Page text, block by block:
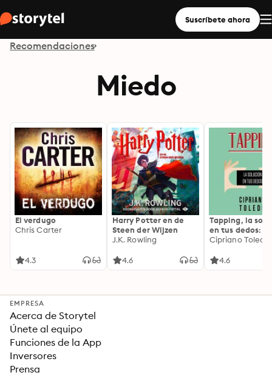
Suscríbete ahora
Recomendaciones
Miedo
El verdugo
Chris Carter
4.3
Harry Potter en de
Steen der Wijzen
J.K. Rowling
4.6
Tapping, la
en tus dedos: La
solución en tus
dedos
Cipriano Toledo
4.6
EMPRESA
Acerca de Storytel
Únete al equipo
Funciones de la App
Inversores
Prensa